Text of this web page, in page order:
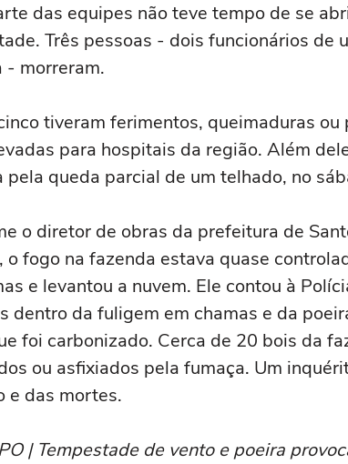
das equipes não teve tempo de se
Três pessoas - dois funcionários de
- morreram.
tiveram ferimentos, queimaduras
para hospitais da região. Além
pela queda parcial de um telhado, no
o diretor de obras da prefeitura de
o fogo na fazenda estava quase
e levantou a nuvem. Ele contou à
dentro da fuligem em chamas e da
foi carbonizado. Cerca de 20 bois da
ou asfixiados pela fumaça. Um
e das mortes.
| Tempestade de vento e poeira